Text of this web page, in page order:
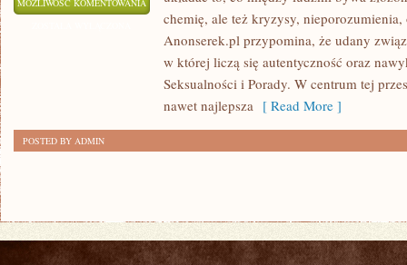
MOŻLIWOŚĆ KOMENTOWANIA
UWODZENIE
chemię, ale też kryzysy,
Anonserek.pl przypomina, że udany
w której liczą się autentyczność oraz
Seksualności i Porady. W centrum tej
nawet najlepsza [ Read More ]
POSTED BY ADMIN